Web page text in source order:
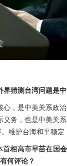
猜测台湾问题是
，是中美关系政
务，也是中美关
维护台海和平稳
相高市早苗在国
何评论？